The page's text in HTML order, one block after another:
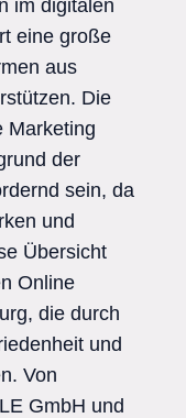
im digitalen
eine große
aus
Die
Marketing
der
sein, da
und
Übersicht
Online
die durch
und
Von
GmbH und